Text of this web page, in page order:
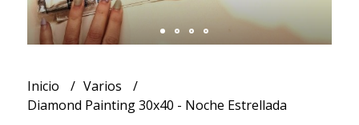
Inicio
Varios
Diamond Painting 30x40 - Noche Estrellada